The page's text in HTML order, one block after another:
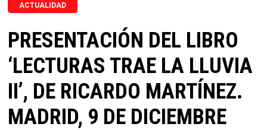
ACTUALIDAD
PRESENTACIÓN DEL LIBRO
‘LECTURAS TRAE LA LLUVIA
II’, DE RICARDO MARTÍNEZ.
MADRID, 9 DE DICIEMBRE